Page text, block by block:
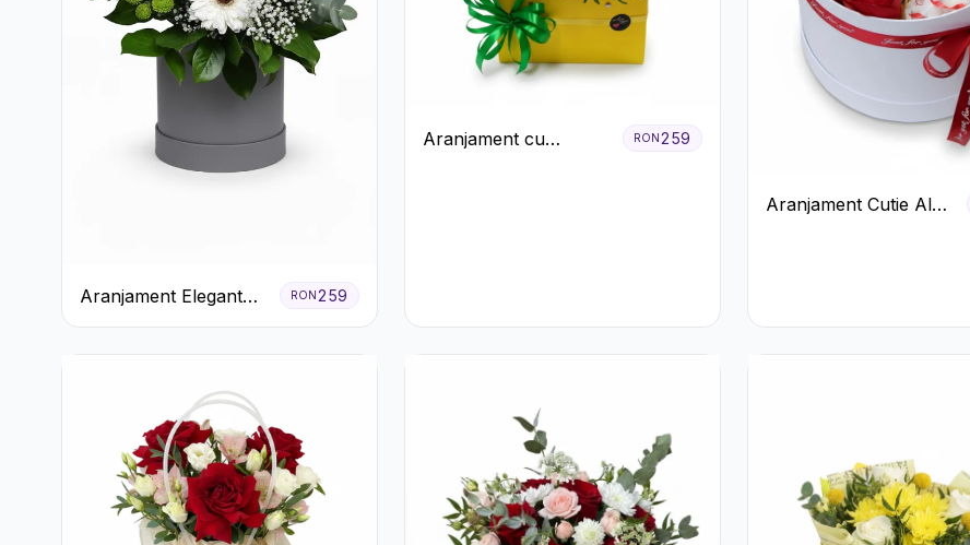
Aranjament Elegant
Alb-Verde în Cutie Gri
RON 259
Aranjament cu
RON259
Aranjament Cutie Albă